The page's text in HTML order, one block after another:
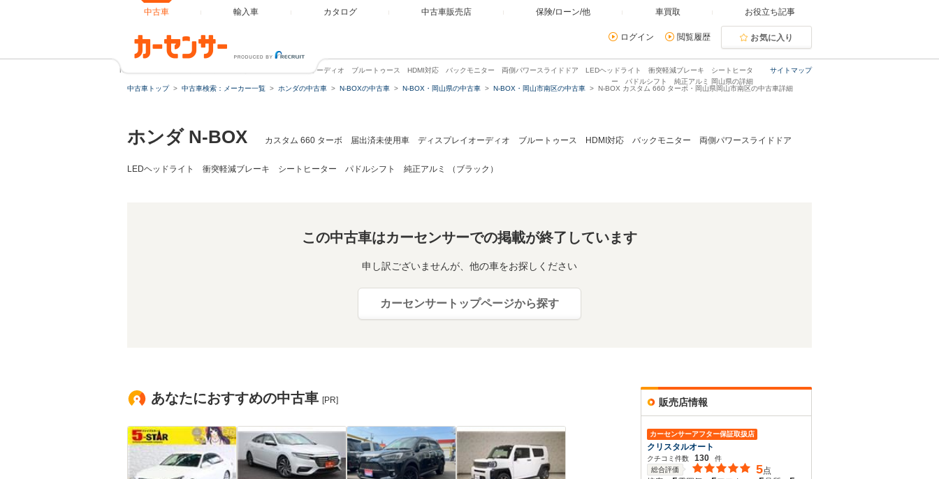
中古車 輸入車 カタログ 中古車販売店 保険/ローン/他 車買取 お役立ち記事
ログイン 閲覧履歴 お気に入り
サイトマップ
N-BOX カスタム 660 ターボ 届出済未使用車 ディスプレイオーディオ ブルートゥース HDMI対応 バックモニター 両側パワースライドドア LEDヘッドライト 衝突軽減ブレーキ シートヒータ
ー パドルシフト 純正アルミ 岡山県の詳細
中古車トップ
中古車検索：メーカー一覧 ホンダの中古車 N-BOXの中古車 N-BOX・岡山県の中古車 N-BOX・岡山市南区の中古車 N-BOX カスタム 660 ターボ・岡山県岡山市南区の中古車詳細
ホンダ N-BOX カスタム 660 ターボ 届出済未使用車 ディスプレイオーディオ ブルートゥース HDMI対応 バックモニター 両側パワースライドドア
LEDヘッドライト 衝突軽減ブレーキ シートヒーター パドルシフト 純正アルミ （ブラック）
この中古車はカーセンサーでの掲載が終了しています
申し訳ございませんが、他の車をお探しください
カーセンサートップページから探す
あなたにおすすめの中古車 [PR] 販売店情報
カーセンサーアフター保証取扱店
クリスタルオート
クチコミ件数 130
件
総合評価
5点